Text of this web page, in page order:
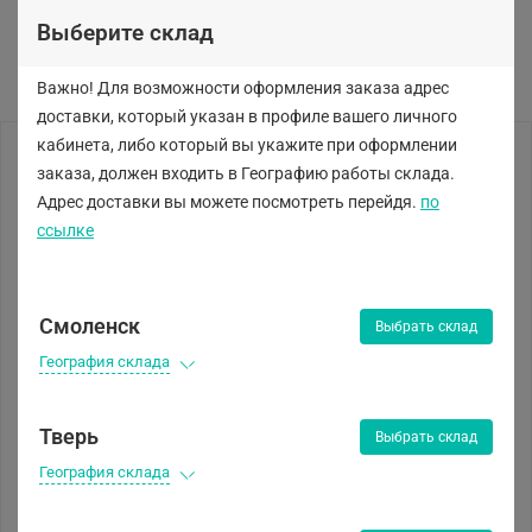
Выберите склад
Важно! Для возможности оформления заказа адрес
доставки, который указан в профиле вашего личного
кабинета, либо который вы укажите при оформлении
заказа, должен входить в Географию работы склада.
Адрес доставки вы можете посмотреть перейдя. по
ссылке
Смоленск Выбрать склад
География склада
Тверь Выбрать склад
География склада